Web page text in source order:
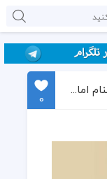
دانلود آهنگ جدید حسین توکلی بنام امام رضا
0